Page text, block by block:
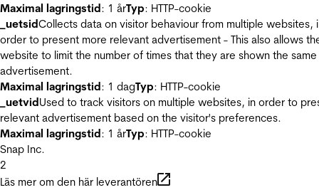
Maximal lagringstid: 1 årTyp: HTTP-cookie
_uetsidCollects data on visitor behaviour from multiple websites,
order to present more relevant advertisement - This also allows
website to limit the number of times that they are shown the same
advertisement.
Maximal lagringstid: 1 dagTyp: HTTP-cookie
_uetvidUsed to track visitors on multiple websites, in order to
relevant advertisement based on the visitor's preferences.
Maximal lagringstid: 1 årTyp: HTTP-cookie
Snap Inc.
2
Läs mer om den här leverantören